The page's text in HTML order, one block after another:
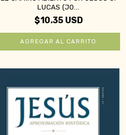
LUCAS (JO...
$10.35 USD